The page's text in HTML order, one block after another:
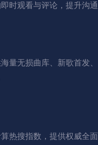
时观看与评论，提升沟通
量无损曲库、新歌首发、
热搜指数，提供权威全面